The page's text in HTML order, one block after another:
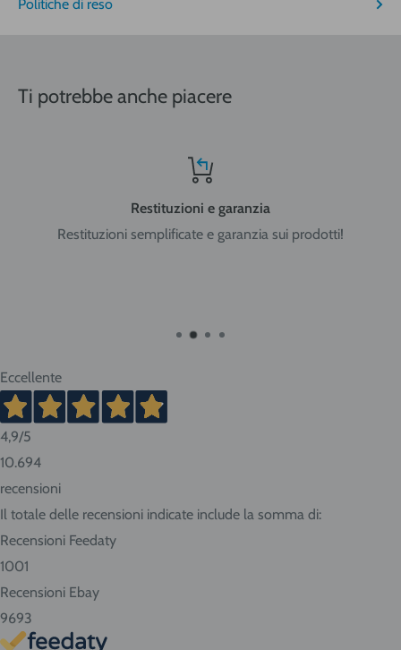
Adige, Lombardia, Emilia Romagna, Piemonte, Liguria, Val
d'Aosta, Toscana, Marche, Umbria, Lazio, Abruzzo.
Sud: Molise, Campania, Basilicata, Puglia, Calabria
Isole: Sicilia, Sardegna.
vanno dai 2 ai 10 giorni lavorativi. Tempi più brevi per Nord
Italia, tempi più lunghi per Sud e isole.
Consigliamo sempre di contattarci prima di effettuare la
prenotazione per conoscere in anticipo i tempi di consegna.
Se abiti nella nostra zona ritira i prodotti direttamente
presso il negozio! Seleziona "Ritiro" al momento del
checkout dell'ordine e vieni in Via Giovanni da Udine, 40 -
San Giorgio di Nogaro (UD) 33058.
Politiche di reso
Ti potrebbe anche piacere
Restituzioni e garanzia
Restituzioni semplificate e garanzia sui prodotti!
Eccellente
4,9/5
10.694
recensioni
Il totale delle recensioni indicate include la somma di:
Recensioni Feedaty
1001
Recensioni Ebay
9693